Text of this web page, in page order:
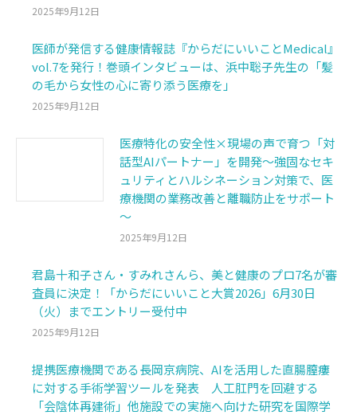
2025年9月12日
医師が発信する健康情報誌『からだにいいことMedical』
vol.7を発行！巻頭インタビューは、浜中聡子先生の「髪
の毛から女性の心に寄り添う医療を」
2025年9月12日
医療特化の安全性×現場の声で育つ「対
話型AIパートナー」を開発～強固なセキ
ュリティとハルシネーション対策で、医
療機関の業務改善と離職防止をサポート
～
2025年9月12日
君島十和子さん・すみれさんら、美と健康のプロ7名が審
査員に決定！「からだにいいこと大賞2026」6月30日
（火）までエントリー受付中
2025年9月12日
提携医療機関である長岡京病院、AIを活用した直腸膣瘻
に対する手術学習ツールを発表 人工肛門を回避する
「会陰体再建術」他施設での実施へ向けた研究を国際学